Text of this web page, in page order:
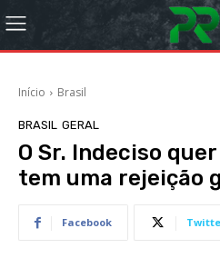
Início Brasil
BRASIL GERAL
O Sr. Indeciso
tem uma rejeição
Facebook